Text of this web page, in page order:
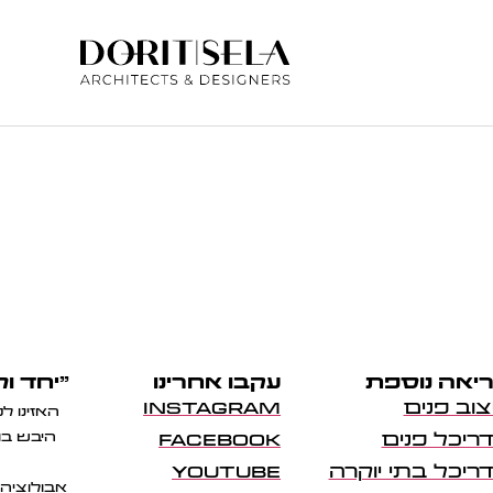
נוספת
פנים
פנים
בתי יוקרה
עקבו אחרינו
INSTAGRAM
FACEBOOK
YOUTUBE
"יחד
האזינו
היבש